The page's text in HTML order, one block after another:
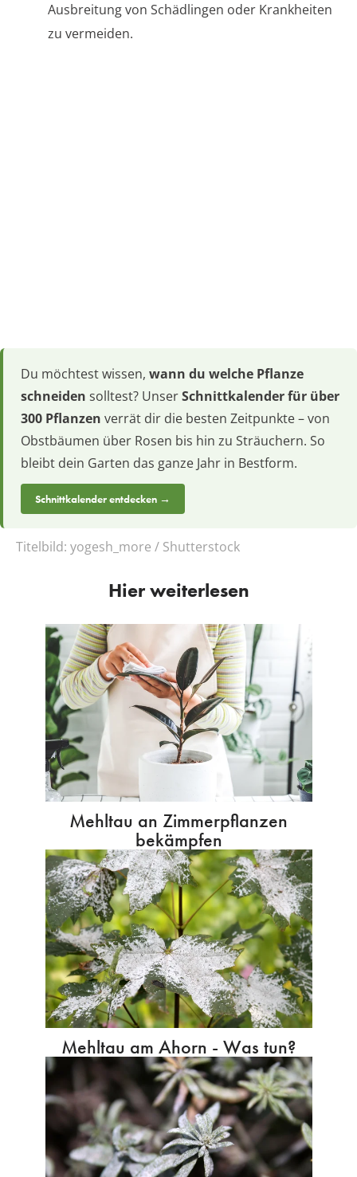
Ausbreitung von Schädlingen oder Krankheiten
zu vermeiden.
Du möchtest wissen, wann du welche Pflanze
schneiden solltest? UnserSchnittkalender für über
300 Pflanzen verrät dir die besten Zeitpunkte – von
Obstbäumen über Rosen bis hin zu Sträuchern. So
bleibt dein Garten das ganze Jahr in Bestform.
Schnittkalender entdecken →
Titelbild: yogesh_more / Shutterstock
Hier weiterlesen
Mehltau an Zimmerpflanzen
bekämpfen
Mehltau am Ahorn - Was tun?